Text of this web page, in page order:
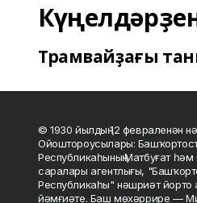
Трамвайҙағы
© 1930 йылдың 12 февраленән
Ойоштороусылары:
Республикаһының Матбуғат һәм
саралары агентлығы,
Республикаһы" нәшриәт йорто
йәмғиәте. Баш мөхәррире —